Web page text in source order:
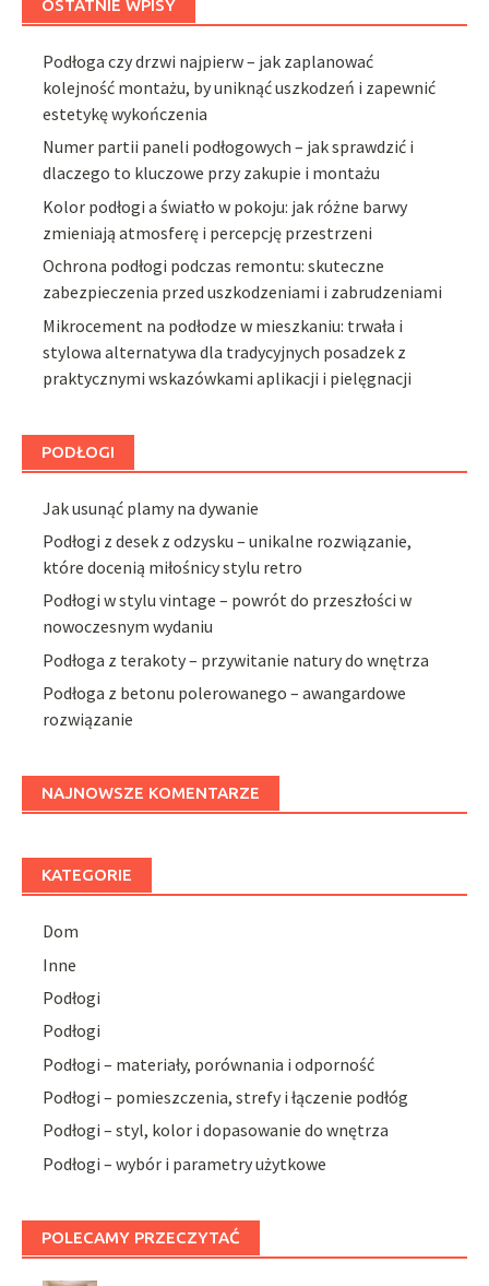
OSTATNIE WPISY
Podłoga czy drzwi najpierw – jak zaplanować
kolejność montażu, by uniknąć uszkodzeń i zapewnić
estetykę wykończenia
Numer partii paneli podłogowych – jak sprawdzić i
dlaczego to kluczowe przy zakupie i montażu
Kolor podłogi a światło w pokoju: jak różne barwy
zmieniają atmosferę i percepcję przestrzeni
Ochrona podłogi podczas remontu: skuteczne
zabezpieczenia przed uszkodzeniami i zabrudzeniami
Mikrocement na podłodze w mieszkaniu: trwała i
stylowa alternatywa dla tradycyjnych posadzek z
praktycznymi wskazówkami aplikacji i pielęgnacji
PODŁOGI
Jak usunąć plamy na dywanie
Podłogi z desek z odzysku – unikalne rozwiązanie,
które docenią miłośnicy stylu retro
Podłogi w stylu vintage – powrót do przeszłości w
nowoczesnym wydaniu
Podłoga z terakoty – przywitanie natury do wnętrza
Podłoga z betonu polerowanego – awangardowe
rozwiązanie
NAJNOWSZE KOMENTARZE
KATEGORIE
Dom
Inne
Podłogi
Podłogi
Podłogi – materiały, porównania i odporność
Podłogi – pomieszczenia, strefy i łączenie podłóg
Podłogi – styl, kolor i dopasowanie do wnętrza
Podłogi – wybór i parametry użytkowe
POLECAMY PRZECZYTAĆ